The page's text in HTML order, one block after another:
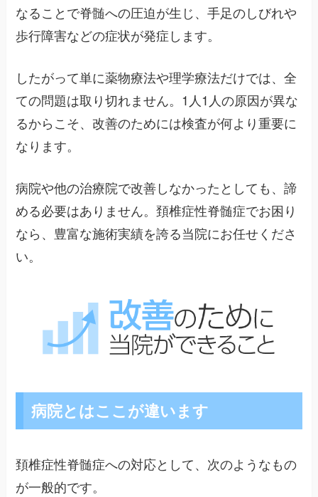
なることで脊髄への圧迫が生じ、手足のしびれや
歩行障害などの症状が発症します。
したがって単に薬物療法や理学療法だけでは、全
ての問題は取り切れません。1人1人の原因が異な
るからこそ、改善のためには検査が何より重要に
なります。
病院や他の治療院で改善しなかったとしても、諦
める必要はありません。頚椎症性脊髄症でお困り
なら、豊富な施術実績を誇る当院にお任せくださ
い。
病院とはここが違います
頚椎症性脊髄症への対応として、次のようなもの
が一般的です。